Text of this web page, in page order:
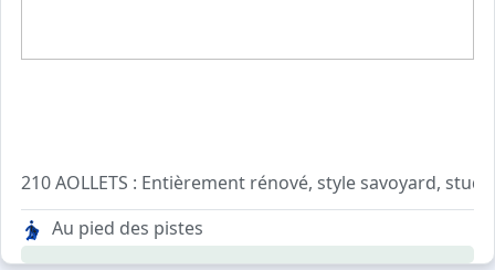
210 AOLLETS : Entièrement rénové, style savoyard,
Séjour avec un canapé lit BZ et une chauffeuse. TV
Kitchenette avec 2 plaques électriques, four et
Salle de bains avec lavabo, baignoire et WC
Au pied des pistes